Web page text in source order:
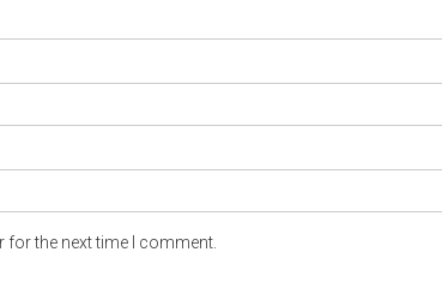
the next time I comment.